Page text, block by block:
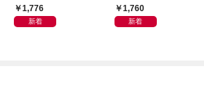
ラと真我の関係 クンダ
リーニ上昇体験 次元上
1,776
新着
したくなる
1,760
新着